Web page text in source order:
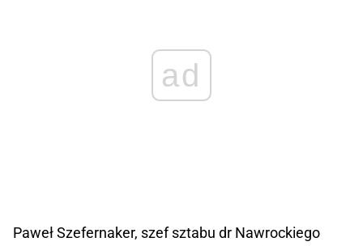
ad
Paweł Szefernaker, szef sztabu dr Nawrockiego